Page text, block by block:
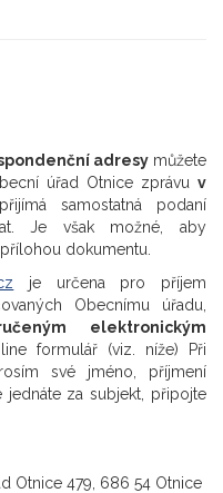
adresymůžete
úřad Otnice zprávuv
samostatná podaní
Je však možné, aby
dokumentu.
je určena pro příjem
Obecnímu úřadu,
elektronickým
formulář (viz. níže) Při
své jméno, příjmení
za subjekt, připojte
Otnice 479, 686 54 Otnice